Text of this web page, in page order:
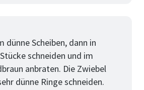
dünne Scheiben, dann in
schneiden und im
anbraten. Die Zwiebel
dünne Ringe schneiden.